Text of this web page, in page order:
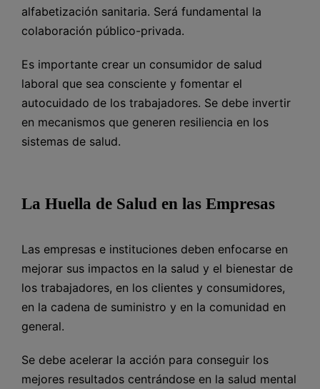
alfabetización sanitaria. Será fundamental la
colaboración público-privada.
Es importante crear un consumidor de salud
laboral que sea consciente y fomentar el
autocuidado de los trabajadores. Se debe invertir
en mecanismos que generen resiliencia en los
sistemas de salud.
La Huella de Salud en las Empresas
Las empresas e instituciones deben enfocarse en
mejorar sus impactos en la salud y el bienestar de
los trabajadores, en los clientes y consumidores,
en la cadena de suministro y en la comunidad en
general.
Se debe acelerar la acción para conseguir los
mejores resultados centrándose en la salud mental